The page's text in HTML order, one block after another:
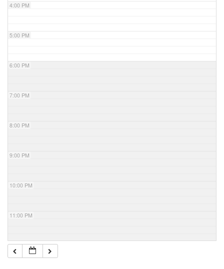
4:00 PM
5:00 PM
6:00 PM
7:00 PM
8:00 PM
9:00 PM
10:00 PM
11:00 PM